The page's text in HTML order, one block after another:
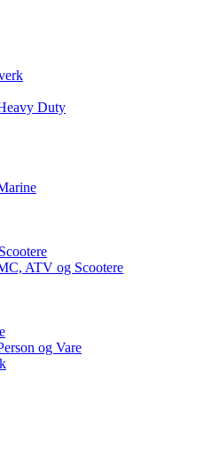
Duty
ATV og Scootere
og Vare